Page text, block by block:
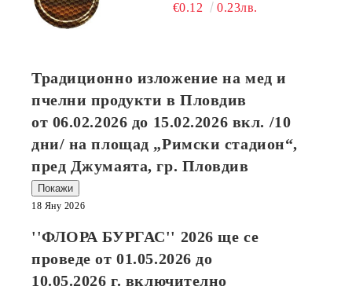
€0.12 0.23лв.
Традиционно изложение на мед и
пчелни продукти в Пловдив
от 06.02.2026 до 15.02.2026 вкл. /10
дни/ на площад „Римски стадион“,
пред Джумаята, гр. Пловдив
Покажи
18 Яну 2026
''ФЛОРА БУРГАС'' 2026ще се
проведе от01.05.2026 до
10.05.2026 г. включително